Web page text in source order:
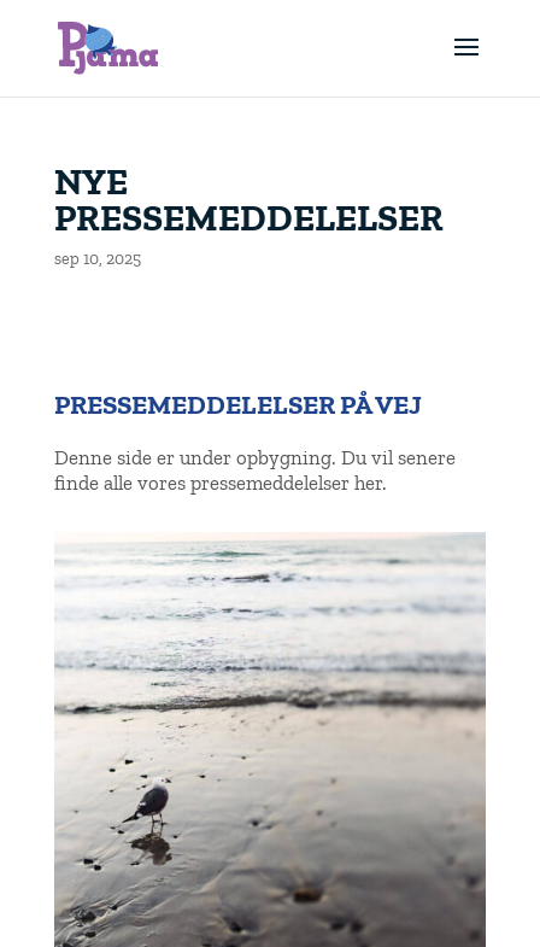
NYE
PRESSEMEDDELELSER
sep 10, 2025
PRESSEMEDDELELSER PÅ VEJ
Denne side er under opbygning. Du vil senere
finde alle vores pressemeddelelser her.